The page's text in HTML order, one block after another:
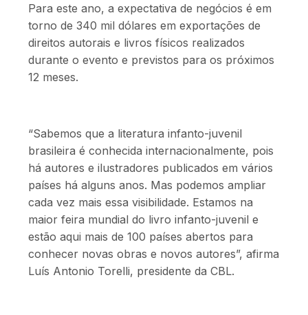
Para este ano, a expectativa de negócios é em
torno de 340 mil dólares em exportações de
direitos autorais e livros físicos realizados
durante o evento e previstos para os próximos
12 meses.
“Sabemos que a literatura infanto-juvenil
brasileira é conhecida internacionalmente, pois
há autores e ilustradores publicados em vários
países há alguns anos. Mas podemos ampliar
cada vez mais essa visibilidade. Estamos na
maior feira mundial do livro infanto-juvenil e
estão aqui mais de 100 países abertos para
conhecer novas obras e novos autores”, afirma
Luís Antonio Torelli, presidente da CBL.